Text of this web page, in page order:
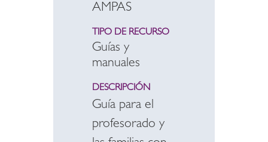
AMPAS
TIPO DE RECURSO
Guías y
manuales
DESCRIPCIÓN
Guía para el
profesorado y